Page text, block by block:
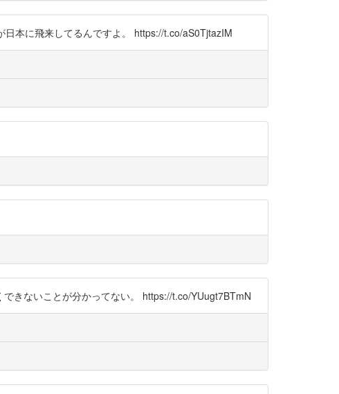
本に飛来してるんですよ。 https://t.co/aS0TjtazIM
きないことが分かってない。 https://t.co/YUugt7BTmN